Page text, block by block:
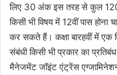
लिए 30 अंक इस तरह से कुल 120
किसी भी विषय में 12वीं पास होना
कर सकते हैं। कक्षा बारहवीं में
संबंधी किसी भी प्रकार का
मैनेजमेंट जॉइंट एंट्रेंस